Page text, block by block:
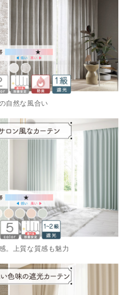
自然な風合い
。上質な質感も魅力